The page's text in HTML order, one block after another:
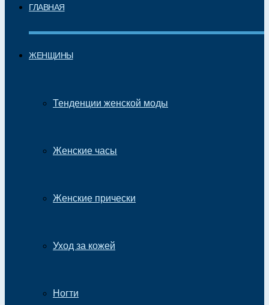
ГЛАВНАЯ
ЖЕНЩИНЫ
Тенденции женской моды
Женские часы
Женские прически
Уход за кожей
Ногти